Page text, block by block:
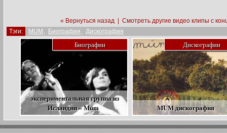
« Вернуться назад
Смотреть другие видео клипы с
Тэги:
MUM , Биография , Дискография
Биографии
экспериментальная группа из
Исландии – Múm
Дискографии
MUM дискография